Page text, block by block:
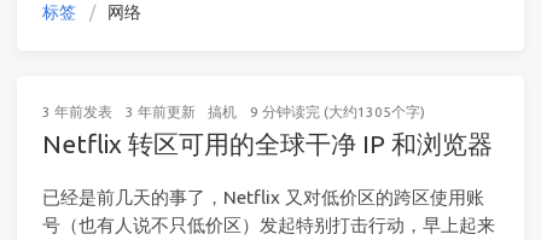
标签 网络
3 年前发表 3 年前更新 搞机 9 分钟读完 (大约1305个字)
Netflix 转区可用的全球干净 IP 和浏览器
已经是前几天的事了，Netflix 又对低价区的跨区使用账
号（也有人说不只低价区）发起特别打击行动，早上起来